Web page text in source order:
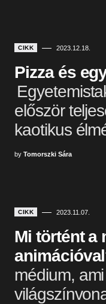
CIKK 2023.12.18.
Pizza és
először
kaotikus
by Tomorszki Sára
CIKK 2023.11.07.
Mi történt a
médium,